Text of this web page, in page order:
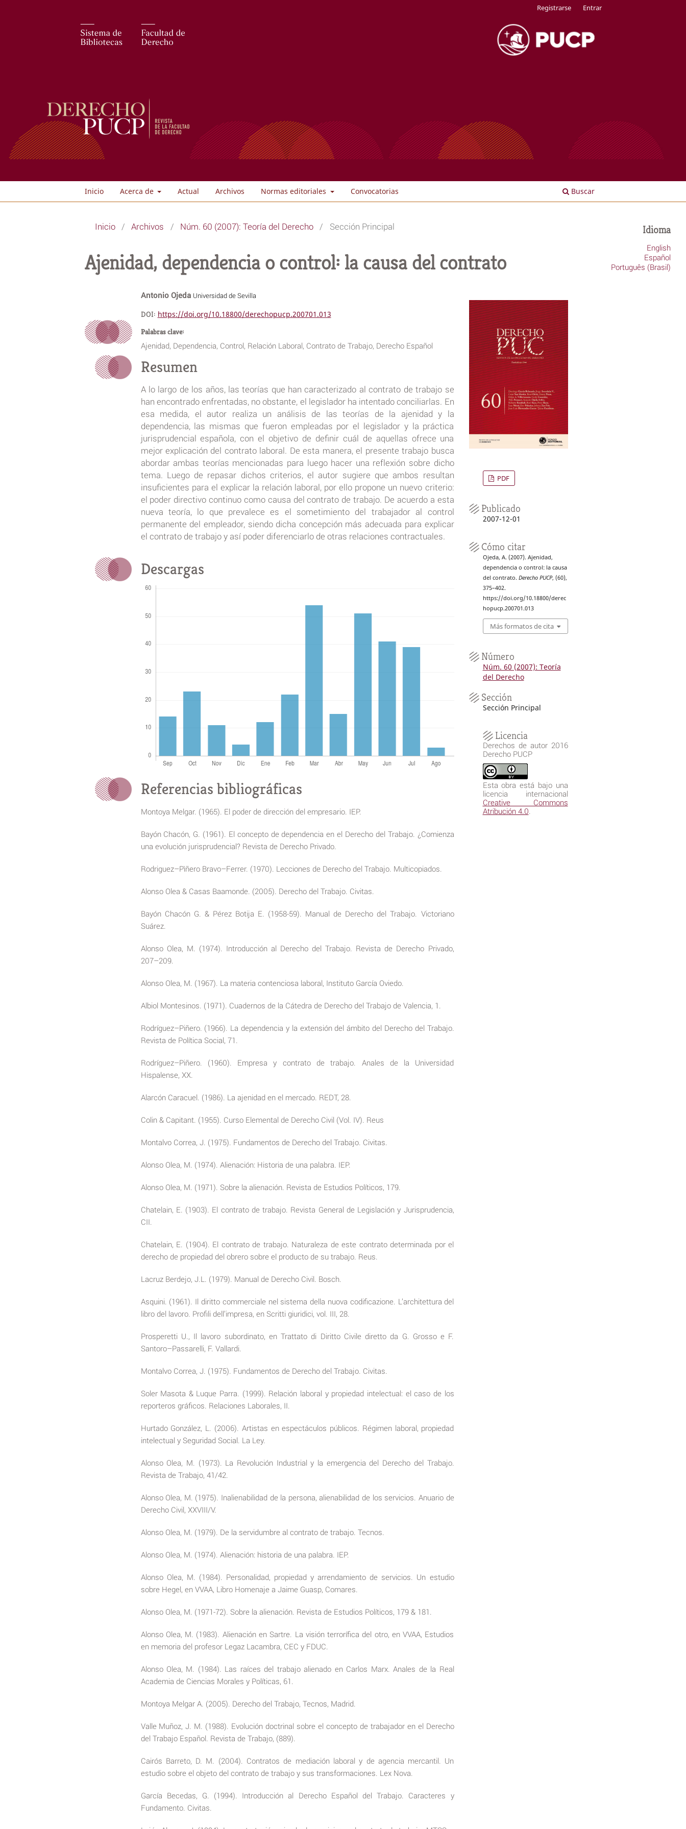
Inicio Acerca de Actual Archivos Normas editoriales Convocatorias Buscar
Registrarse Entrar
Inicio / Archivos / Núm. 60 (2007): Teoría del Derecho / Sección Principal
Ajenidad, dependencia o control: la causa del contrato
Antonio Ojeda Universidad de Sevilla
DOI: https://doi.org/10.18800/derechopucp.200701.013
Palabras clave:
Ajenidad, Dependencia, Control, Relación Laboral, Contrato de Trabajo, Derecho Español
Resumen
A lo largo de los años, las teorías que han caracterizado al contrato de trabajo se
han encontrado enfrentadas, no obstante, el legislador ha intentado conciliarlas. En
esa medida, el autor realiza un análisis de las teorías de la ajenidad y la
dependencia, las mismas que fueron empleadas por el legislador y la práctica
jurisprudencial española, con el objetivo de definir cuál de aquellas ofrece una
mejor explicación del contrato laboral. De esta manera, el presente trabajo busca
abordar ambas teorías mencionadas para luego hacer una reflexión sobre dicho
tema. Luego de repasar dichos criterios, el autor sugiere que ambos resultan
insuficientes para el explicar la relación laboral, por ello propone un nuevo criterio:
el poder directivo continuo como causa del contrato de trabajo. De acuerdo a esta
nueva teoría, lo que prevalece es el sometimiento del trabajador al control
permanente del empleador, siendo dicha concepción más adecuada para explicar
el contrato de trabajo y así poder diferenciarlo de otras relaciones contractuales.
Descargas
Referencias bibliográficas
Montoya Melgar. (1965). El poder de dirección del empresario. IEP.
Bayón Chacón, G. (1961). El concepto de dependencia en el Derecho del Trabajo. ¿Comienza
una evolución jurisprudencial? Revista de Derecho Privado.
Rodriguez–Pìñero Bravo–Ferrer. (1970). Lecciones de Derecho del Trabajo. Multicopiados.
Alonso Olea & Casas Baamonde. (2005). Derecho del Trabajo. Civitas.
Bayón Chacón G. & Pérez Botija E. (1958-59). Manual de Derecho del Trabajo. Victoriano
Suárez.
Alonso Olea, M. (1974). Introducción al Derecho del Trabajo. Revista de Derecho Privado,
207–209.
Alonso Olea, M. (1967). La materia contenciosa laboral, Instituto García Oviedo.
Albiol Montesinos. (1971). Cuadernos de la Cátedra de Derecho del Trabajo de Valencia, 1.
Rodríguez–Piñero. (1966). La dependencia y la extensión del ámbito del Derecho del Trabajo.
Revista de Política Social, 71.
Rodríguez–Piñero. (1960). Empresa y contrato de trabajo. Anales de la Universidad
Hispalense, XX.
Alarcón Caracuel. (1986). La ajenidad en el mercado. REDT, 28.
Colin & Capitant. (1955). Curso Elemental de Derecho Civil (Vol. IV). Reus
Montalvo Correa, J. (1975). Fundamentos de Derecho del Trabajo. Civitas.
Alonso Olea, M. (1974). Alienación: Historia de una palabra. IEP.
Alonso Olea, M. (1971). Sobre la alienación. Revista de Estudios Políticos, 179.
Chatelain, E. (1903). El contrato de trabajo. Revista General de Legislación y Jurisprudencia,
CII.
Chatelain, E. (1904). El contrato de trabajo. Naturaleza de este contrato determinada por el
derecho de propiedad del obrero sobre el producto de su trabajo. Reus.
Lacruz Berdejo, J.L. (1979). Manual de Derecho Civil. Bosch.
Asquini. (1961). Il diritto commerciale nel sistema della nuova codificazione. L’architettura del
libro del lavoro. Profili dell’impresa, en Scritti giuridici, vol. III, 28.
Prosperetti U., Il lavoro subordinato, en Trattato di Diritto Civile diretto da G. Grosso e F.
Santoro–Passarelli, F. Vallardi.
Montalvo Correa, J. (1975). Fundamentos de Derecho del Trabajo. Civitas.
Soler Masota & Luque Parra. (1999). Relación laboral y propiedad intelectual: el caso de los
reporteros gráficos. Relaciones Laborales, II.
Hurtado González, L. (2006). Artistas en espectáculos públicos. Régimen laboral, propiedad
intelectual y Seguridad Social. La Ley.
Alonso Olea, M. (1973). La Revolución Industrial y la emergencia del Derecho del Trabajo.
Revista de Trabajo, 41/42.
Alonso Olea, M. (1975). Inalienabilidad de la persona, alienabilidad de los servicios. Anuario de
Derecho Civil, XXVIII/V.
Alonso Olea, M. (1979). De la servidumbre al contrato de trabajo. Tecnos.
Alonso Olea, M. (1974). Alienación: historia de una palabra. IEP.
Alonso Olea, M. (1984). Personalidad, propiedad y arrendamiento de servicios. Un estudio
sobre Hegel, en VVAA, Libro Homenaje a Jaime Guasp, Comares.
Alonso Olea, M. (1971-72). Sobre la alienación. Revista de Estudios Políticos, 179 & 181.
Alonso Olea, M. (1983). Alienación en Sartre. La visión terrorífica del otro, en VVAA, Estudios
en memoria del profesor Legaz Lacambra, CEC y FDUC.
Alonso Olea, M. (1984). Las raíces del trabajo alienado en Carlos Marx. Anales de la Real
Academia de Ciencias Morales y Políticas, 61.
Montoya Melgar A. (2005). Derecho del Trabajo, Tecnos, Madrid.
Valle Muñoz, J. M. (1988). Evolución doctrinal sobre el concepto de trabajador en el Derecho
del Trabajo Español. Revista de Trabajo, (889).
Cairós Barreto, D. M. (2004). Contratos de mediación laboral y de agencia mercantil. Un
estudio sobre el objeto del contrato de trabajo y sus transformaciones. Lex Nova.
García Becedas, G. (1994). Introducción al Derecho Español del Trabajo. Caracteres y
Fundamento. Civitas.
PDF
Publicado
2007-12-01
Cómo citar
Ojeda, A. (2007). Ajenidad,
dependencia o control: la causa
del contrato. Derecho PUCP, (60),
375–402.
https://doi.org/10.18800/derec
hopucp.200701.013
Más formatos de cita
Número
Núm. 60 (2007): Teoría
del Derecho
Sección
Sección Principal
Licencia
Derechos de autor 2016
Derecho PUCP
Esta obra está bajo una
licencia internacional
Creative Commons
Atribución 4.0.
Idioma
English
Español
Português (Brasil)